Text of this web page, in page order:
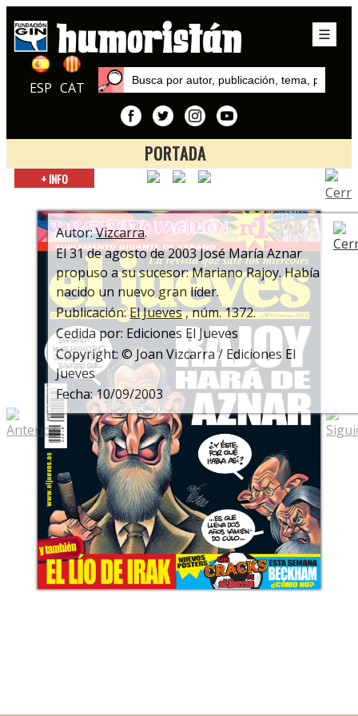
ESP CAT
PORTADA
Inicio
El Jueves… ¡¡¡2.000 NÚMEROS!!!
+ INFO
Autor:Vizcarra.
El 31 de agosto de 2003 José María Aznar
propuso a su sucesor: Mariano Rajoy. Había
nacido un nuevo gran líder.
Publicación:El Jueves, núm. 1372.
Cedida por: Ediciones El Jueves
Copyright: © Joan Vizcarra / Ediciones El
Jueves
Fecha: 10/09/2003